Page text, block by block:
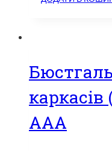
каркасів
ААА